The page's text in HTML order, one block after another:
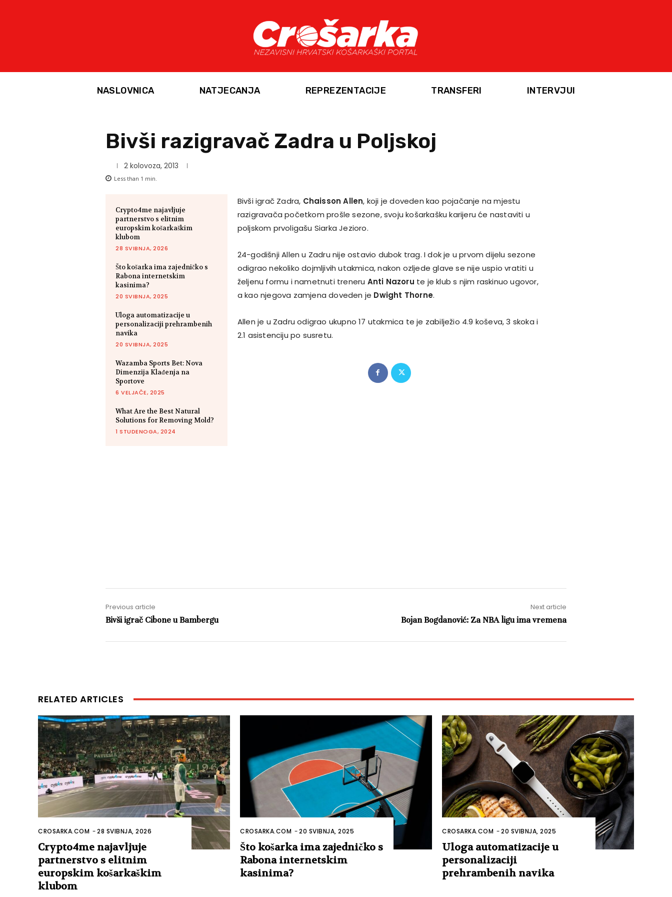
NASLOVNICA NATJECANJA REPREZENTACIJE TRANSFERI INTERVJUI
Bivši razigravač Zadra u Poljskoj
2 kolovoza, 2013
Less than 1 min.
Crypto4me najavljuje
partnerstvo s elitnim
europskim košarkaškim
klubom
28 SVIBNJA, 2026
Što košarka ima zajedničko s
Rabona internetskim
kasinima?
20 SVIBNJA, 2025
Uloga automatizacije u
personalizaciji prehrambenih
navika
20 SVIBNJA, 2025
Wazamba Sports Bet: Nova
Dimenzija Klađenja na
Sportove
6 VELJAČE, 2025
What Are the Best Natural
Solutions for Removing Mold?
1 STUDENOGA, 2024
Bivši igrač Zadra, Chaisson Allen, koji je doveden kao pojačanje na mjestu
razigravača početkom prošle sezone, svoju košarkašku karijeru će nastaviti u
poljskom prvoligašu Siarka Jezioro.
24-godišnji Allen u Zadru nije ostavio dubok trag. I dok je u prvom dijelu sezone
odigrao nekoliko dojmljivih utakmica, nakon ozljede glave se nije uspio vratiti u
željenu formu i nametnuti treneru Anti Nazoru te je klub s njim raskinuo ugovor,
a kao njegova zamjena doveden je Dwight Thorne.
Allen je u Zadru odigrao ukupno 17 utakmica te je zabilježio 4.9 koševa, 3 skoka i
2.1 asistenciju po susretu.
Previous article
Bivši igrač Cibone u Bambergu
Next article
Bojan Bogdanović: Za NBA ligu ima vremena
RELATED ARTICLES
CROSARKA.COM -28 SVIBNJA, 2026
Crypto4me najavljuje
partnerstvo s elitnim
europskim košarkaškim
klubom
CROSARKA.COM -20 SVIBNJA, 2025
Što košarka ima zajedničko s
Rabona internetskim
kasinima?
CROSARKA.COM -20 SVIBNJA, 2025
Uloga automatizacije u
personalizaciji
prehrambenih navika